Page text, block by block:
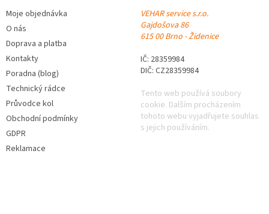
Moje objednávka
O nás
Doprava a platba
Kontakty
Poradna (blog)
Technický rádce
Průvodce kol
Obchodní podmínky
GDPR
Reklamace
VEHAR service s.r.o.
Gajdošova 86
615 00 Brno - Židenice
IČ: 28359984
DIČ: CZ28359984
Tento web používá soubory
cookie. Dalším procházením
tohoto webu vyjadřujete souhlas
s jejich používáním.